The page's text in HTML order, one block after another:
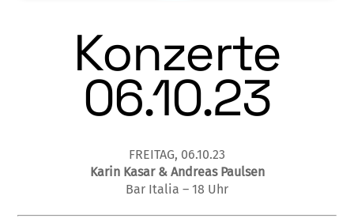
Konzerte
06.10.23
FREITAG, 06.10.23
Karin Kasar & Andreas Paulsen
Bar Italia – 18 Uhr